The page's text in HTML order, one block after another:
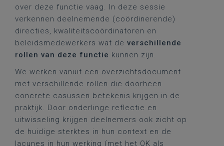
over deze functie vaag. In deze sessie
verkennen deelnemende (coördinerende)
directies, kwaliteitscoördinatoren en
beleidsmedewerkers wat de verschillende
rollen van deze functie kunnen zijn.
We werken vanuit een overzichtsdocument
met verschillende rollen die doorheen
concrete casussen betekenis krijgen in de
praktijk. Door onderlinge reflectie en
uitwisseling krijgen deelnemers ook zicht op
de huidige sterktes in hun context en de
lacunes in hun werking (met het OK als